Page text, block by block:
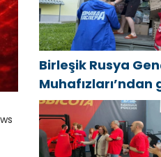
Birleşik Rusya
Ural ve Uzak
sellerin
kaldırmaya